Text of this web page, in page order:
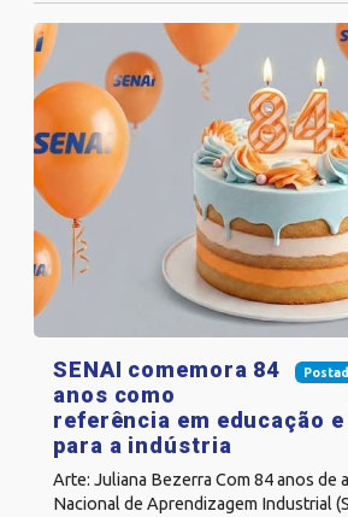
SENAI comemora 84
anos como
referência em educação
para a indústria
Arte: Juliana Bezerra Com 84 anos de
Nacional de Aprendizagem Industrial